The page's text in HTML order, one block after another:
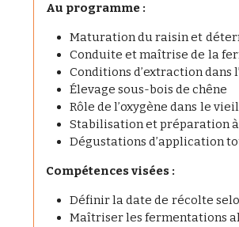
Au programme :
Maturation du raisin et
Conduite et maîtrise de la
Conditions d’extraction dans
Élevage sous-bois de chêne
Rôle de l’oxygène dans le
Stabilisation et préparation
Dégustations d’application
Compétences visées :
Définir la date de récolte
Maîtriser les fermentations